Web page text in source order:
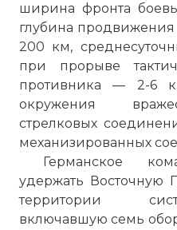
ширина фронта
глубина продвижения
200 км,
при прорыве
противника — 2-6
окружения
стрелковых
механизированных
Германское
удержать Восточную
территории
включавшую семь